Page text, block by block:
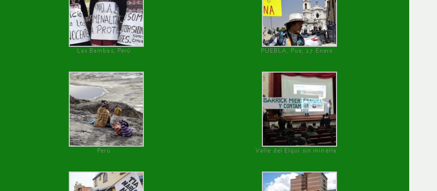
Las Bambas, Perú PUEBLA, Pue, 27 Enero
Perú Valle del Elqui sin minería.